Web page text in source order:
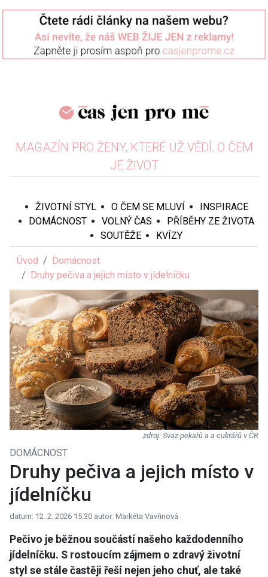
MAGAZÍN PRO ŽENY, KTERÉ UŽ VĚDÍ, O ČEM
JE ŽIVOT
ŽIVOTNÍ STYL O ČEM SE MLUVÍ
INSPIRACE
DOMÁCNOST
VOLNÝ ČAS
PŘÍBĚHY ZE ŽIVOTA
SOUTĚŽE
KVÍZY
Úvod
Domácnost
Druhy pečiva a jejich místo v jídelníčku
Svaz pekařů a a cukrářů v ČR
DOMÁCNOST
Druhy pečiva a jejich místo v
jídelníčku
datum: 12. 2. 2026 15:30 autor: Markéta Vavřinová
Pečivo je běžnou součástí našeho každodenního
jídelníčku. S rostoucím zájmem o zdravý životní
styl se stále častěji řeší nejen jeho chuť, ale také